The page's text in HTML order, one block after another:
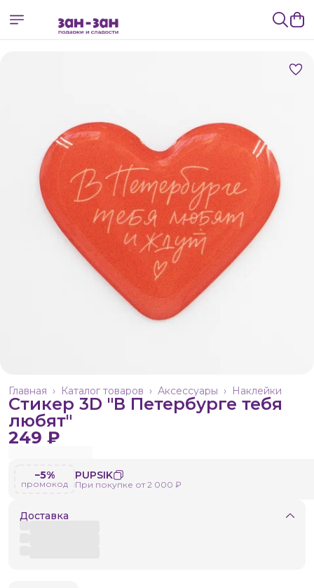
Наклейки
Аксессуары ›
Каталог товаров ›
Главная ›
Стикер 3D "В Петербурге тебя
любят"
249 ₽
−5%
промокод
PUPSIK
При покупке от 2 000 ₽
Доставка